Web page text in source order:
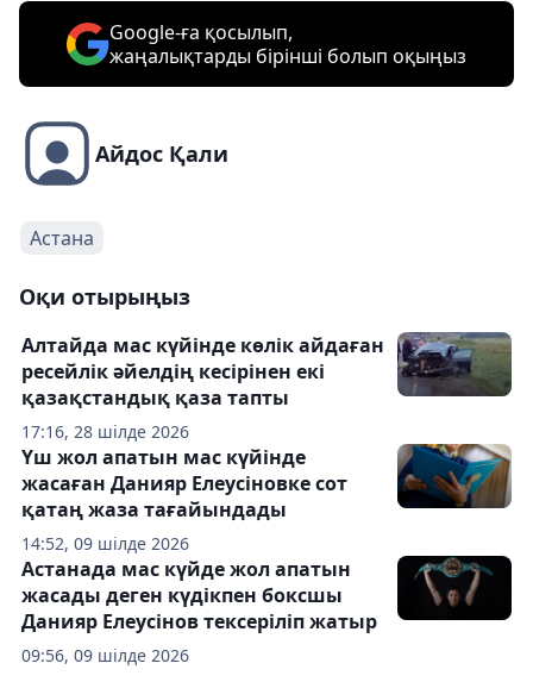
Google-ға қосылып,
жаңалықтарды бірінші болып оқыңыз
Айдос Қали
Астана
Оқи отырыңыз
17:16, 28 шілде 2026
Алтайда мас күйінде көлік айдаған
ресейлік әйелдің кесірінен екі
қазақстандық қаза тапты
14:52, 09 шілде 2026
Үш жол апатын мас күйінде
жасаған Данияр Елеусіновке сот
қатаң жаза тағайындады
09:56, 09 шілде 2026
Астанада мас күйде жол апатын
жасады деген күдікпен боксшы
Данияр Елеусінов тексеріліп жатыр